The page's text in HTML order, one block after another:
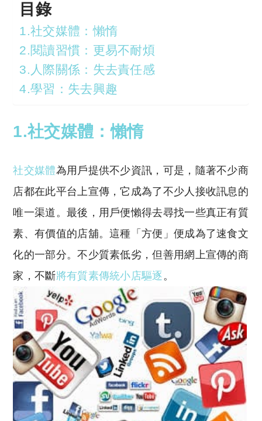
目錄
1.社交媒體：懶惰
2.閱讀習慣：更易不耐煩
3.人際關係：失去責任感
4.學習：失去興趣
1.社交媒體：懶惰
社交媒體為用戶提供不少資訊，可是，隨著不少商
店都在此平台上宣傳，它成為了不少人接收訊息的
唯一渠道。最後，用戶便懶得去尋找一些真正有質
素、有價值的店舖。這種「方便」便成為了速食文
化的一部分。不少質素低劣，但善用網上宣傳的商
家，不斷將有質素傳統小店驅逐 。